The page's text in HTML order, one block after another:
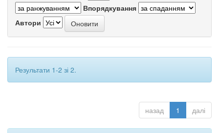
Впорядкування
Автори
Результати 1-2 зі 2.
назад 1 далі